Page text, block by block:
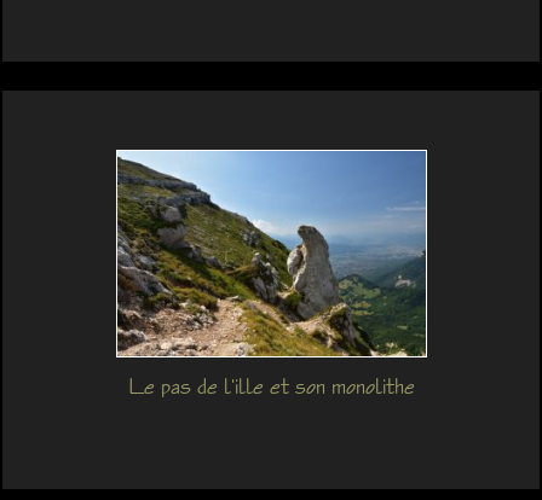
Le pas de l'ille et son monolithe